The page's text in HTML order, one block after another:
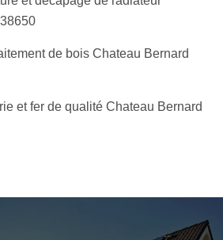
de bois Chateau Bernard
et fer de qualité Chateau Bernard